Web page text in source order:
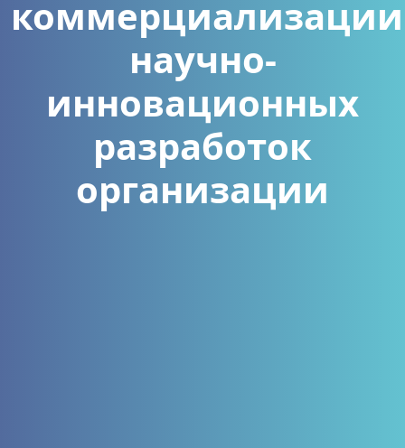
коммерциализации
научно-
инновационных
разработок
организации